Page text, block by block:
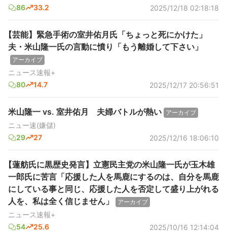
86
33.2 2025/12/18 02:18:18
【芸能】緊急手術の室井佑月氏「ちょっと死にかけた」
夫・米山隆一氏の言動に憤り「もう離婚して下さい」
アーカイブ
ニュース速報+
80
14.7 2025/12/17 20:56:51
米山隆一 vs. 室井佑月 夫婦バトルが熱い アーカイブ
ニュー速(嫌儲)
29
27 2025/12/16 18:06:10
【蓮舫氏に黒歴史発言】立憲民主党の米山隆一氏が玉木雄
一郎氏に苦言「応援した人を馬鹿にするのは、自分を馬鹿
にしている事と同じ、応援した人を否定して盛り上がれる
人を、私は全く信じません」
アーカイブ
ニュース速報+
54
25.6 2025/10/16 12:14:04